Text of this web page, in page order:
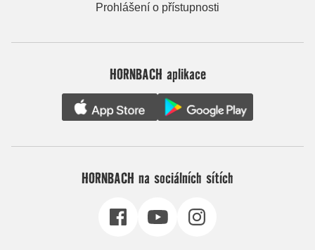
Prohlášení o přístupnosti
HORNBACH aplikace
HORNBACH na sociálních sítích